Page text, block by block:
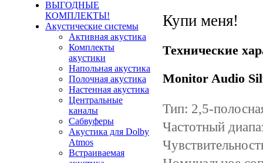
ВЫГОДНЫЕ
КОМПЛЕКТЫ!
Акустические системы
Активная акустика
Комплекты
акустики
Напольная акустика
Полочная акустика
Настенная акустика
Центральные
каналы
Сабвуферы
Акустика для Dolby
Atmos
Встраиваемая
Купи меня!
Технические
Monitor Audio
Тип: 2,5-
Частотный